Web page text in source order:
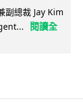
副總裁 Jay Kim
閱讀全